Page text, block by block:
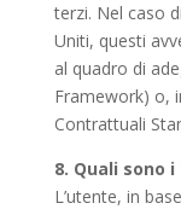
terzi. Nel caso
Uniti, questi
al quadro di
Framework) o,
Contrattuali
8. Quali
L’utente, in